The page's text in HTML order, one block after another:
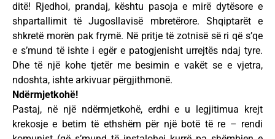
ditë! Rjedhoi, prandaj, kështu pasoja e mirë dytësore e
shpartallimit të Jugosllavisë mbretërore. Shqiptarët e
shkretë morën pak frymë. Në pritje të zotnisë së ri që s’qe
e s’mund të ishte i egër e patogjenisht urrejtës ndaj tyre.
Dhe të një kohe tjetër me besimin e vakët se e vjetra,
ndoshta, ishte arkivuar përgjithmonë.
Ndërmjetkohë!
Pastaj, në një ndërmjetkohë, erdhi e u legjitimua krejt
krekosje e betim të ethshëm për një botë të re – rendi